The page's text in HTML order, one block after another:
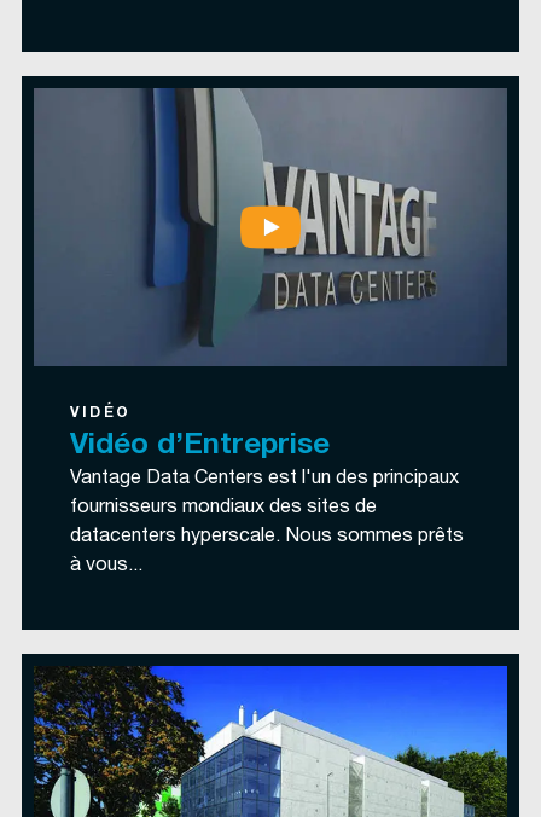
VIDÉO
Vidéo d’Entreprise
Vantage Data Centers est l'un des principaux
fournisseurs mondiaux des sites de
datacenters hyperscale. Nous sommes prêts
à vous...